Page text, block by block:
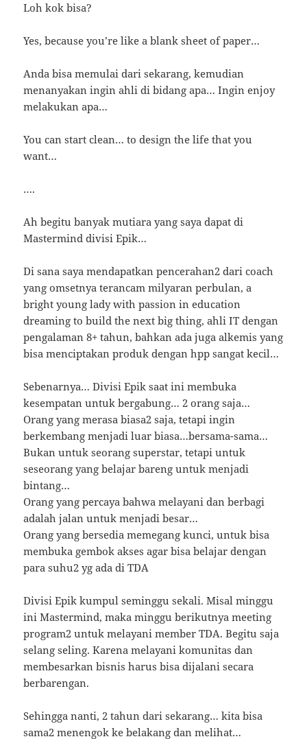
Loh kok bisa?
Yes, because you’re like a blank sheet of paper…
Anda bisa memulai dari sekarang, kemudian
menanyakan ingin ahli di bidang apa… Ingin enjoy
melakukan apa…
You can start clean… to design the life that you
want…
….
Ah begitu banyak mutiara yang saya dapat di
Mastermind divisi Epik…
Di sana saya mendapatkan pencerahan2 dari coach
yang omsetnya terancam milyaran perbulan, a
bright young lady with passion in education
dreaming to build the next big thing, ahli IT dengan
pengalaman 8+ tahun, bahkan ada juga alkemis yang
bisa menciptakan produk dengan hpp sangat kecil…
Sebenarnya… Divisi Epik saat ini membuka
kesempatan untuk bergabung… 2 orang saja…
Orang yang merasa biasa2 saja, tetapi ingin
berkembang menjadi luar biasa…bersama-sama…
Bukan untuk seorang superstar, tetapi untuk
seseorang yang belajar bareng untuk menjadi
bintang…
Orang yang percaya bahwa melayani dan berbagi
adalah jalan untuk menjadi besar…
Orang yang bersedia memegang kunci, untuk bisa
membuka gembok akses agar bisa belajar dengan
para suhu2 yg ada di TDA
Divisi Epik kumpul seminggu sekali. Misal minggu
ini Mastermind, maka minggu berikutnya meeting
program2 untuk melayani member TDA. Begitu saja
selang seling. Karena melayani komunitas dan
membesarkan bisnis harus bisa dijalani secara
berbarengan.
Sehingga nanti, 2 tahun dari sekarang… kita bisa
sama2 menengok ke belakang dan melihat…